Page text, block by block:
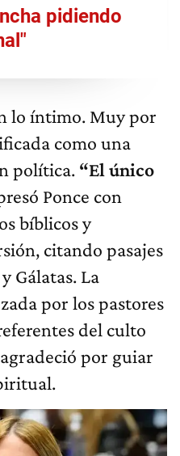
pidiendo
lo íntimo. Muy por
como una
política. “El único
Ponce con
bíblicos y
citando pasajes
Gálatas. La
por los pastores
del culto
por guiar